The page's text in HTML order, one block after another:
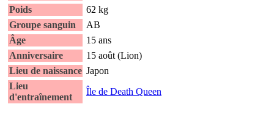
Poids
62 kg
Groupe sanguin
AB
Âge
15 ans
Anniversaire
15 août (Lion)
Lieu de naissance Japon
Lieu
d'entraînement
Île de Death Queen